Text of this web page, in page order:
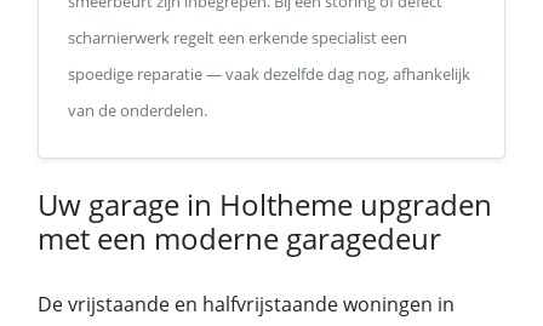
scharnierwerk regelt een erkende specialist een
spoedige reparatie — vaak dezelfde dag nog, afhankelijk
van de onderdelen.
Uw garage in Holtheme upgraden
met een moderne garagedeur
De vrijstaande en halfvrijstaande woningen in